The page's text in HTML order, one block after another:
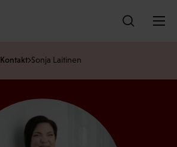
Kontakt Sonja Laitinen